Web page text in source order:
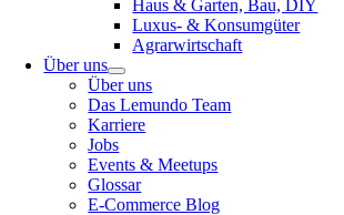
Haus & Garten, Bau, DIY
Luxus- & Konsumgüter
Agrarwirtschaft
Über uns
Über uns
Das Lemundo Team
Karriere
Jobs
Events & Meetups
Glossar
E-Commerce Blog